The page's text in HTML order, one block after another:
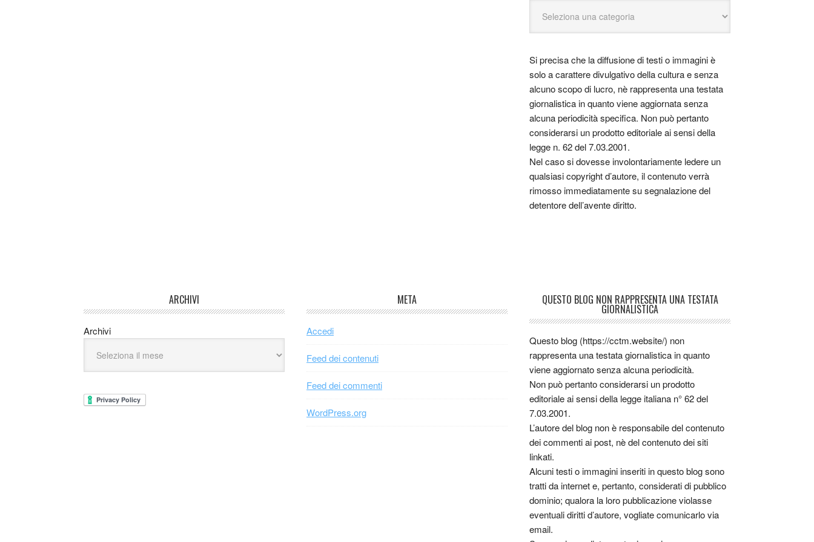
Si precisa che la diffusione di testi o immagini è
solo a carattere divulgativo della cultura e senza
alcuno scopo di lucro, nè rappresenta una testata
giornalistica in quanto viene aggiornata senza
alcuna periodicità specifica. Non può pertanto
considerarsi un prodotto editoriale ai sensi della
legge n. 62 del 7.03.2001.
Nel caso si dovesse involontariamente ledere un
qualsiasi copyright d’autore, il contenuto verrà
rimosso immediatamente su segnalazione del
detentore dell’avente diritto.
ARCHIVI
Archivi
META
Accedi
Feed dei contenuti
Feed dei commenti
WordPress.org
QUESTO BLOG NON RAPPRESENTA UNA TESTATA
GIORNALISTICA
Questo blog (https://cctm.website/) non
rappresenta una testata giornalistica in quanto
viene aggiornato senza alcuna periodicità.
Non può pertanto considerarsi un prodotto
editoriale ai sensi della legge italiana n° 62 del
7.03.2001.
L’autore del blog non è responsabile del contenuto
dei commenti ai post, nè del contenuto dei siti
linkati.
Alcuni testi o immagini inseriti in questo blog sono
tratti da internet e, pertanto, considerati di pubblico
dominio; qualora la loro pubblicazione violasse
eventuali diritti d’autore, vogliate comunicarlo via
email.